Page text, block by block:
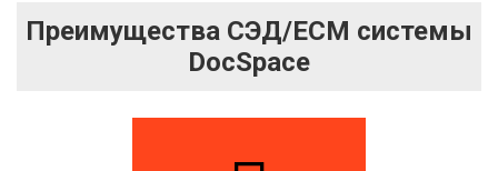
Преимущества СЭД/ECM системы
DocSpace